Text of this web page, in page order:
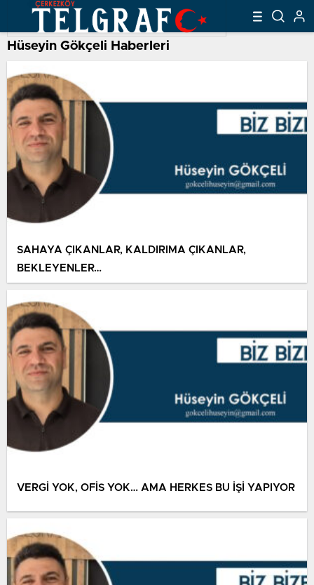
Hüseyin Gökçeli Haberleri
SAHAYA ÇIKANLAR, KALDIRIMA ÇIKANLAR,
BEKLEYENLER…
VERGİ YOK, OFİS YOK… AMA HERKES BU İŞİ YAPIYOR